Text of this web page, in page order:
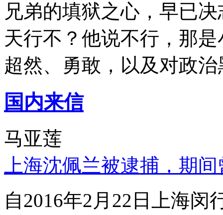
兄弟的填狱之心，早已
天行不？他说不行，那
超然、勇敢，以及对政
国内来信
马亚莲
上海沈佩兰被逮捕，期
自2016年2月22日上海